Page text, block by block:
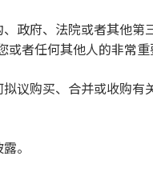
政府、法院或者其他
者任何其他人的非常重
议购买、合并或收购
。